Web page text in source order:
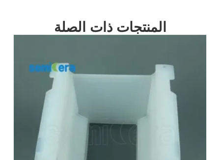
المنتجات ذات الصلة